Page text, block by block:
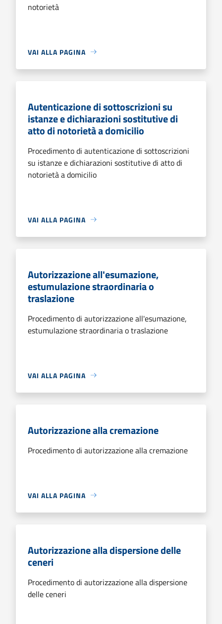
notorietà
VAI ALLA PAGINA
Autenticazione di sottoscrizioni su
istanze e dichiarazioni sostitutive di
atto di notorietà a domicilio
Procedimento di autenticazione di sottoscrizioni
su istanze e dichiarazioni sostitutive di atto di
notorietà a domicilio
VAI ALLA PAGINA
Autorizzazione all'esumazione,
estumulazione straordinaria o
traslazione
Procedimento di autorizzazione all'esumazione,
estumulazione straordinaria o traslazione
VAI ALLA PAGINA
Autorizzazione alla cremazione
Procedimento di autorizzazione alla cremazione
VAI ALLA PAGINA
Autorizzazione alla dispersione delle
ceneri
Procedimento di autorizzazione alla dispersione
delle ceneri